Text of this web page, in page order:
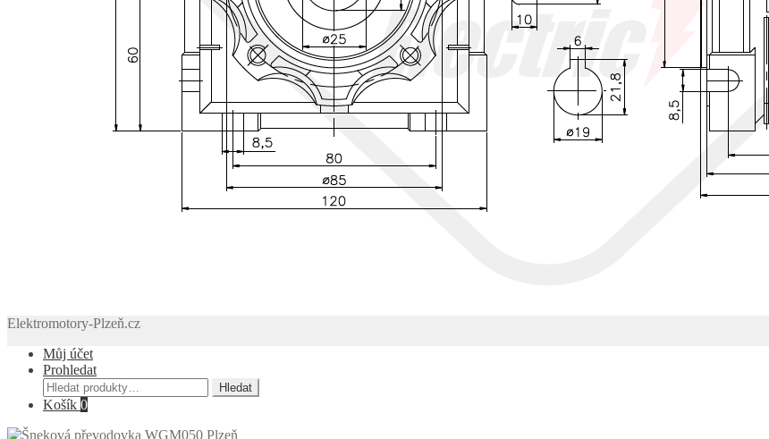
Elektromotory-Plzeň.cz
Můj účet
Prohledat
Hledat:
Hledat
Košík 0